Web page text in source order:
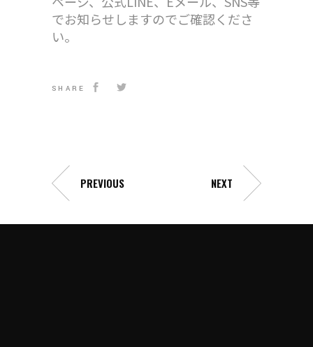
でお知らせしますのでご確認くださ
い。
SHARE
PREVIOUS NEXT